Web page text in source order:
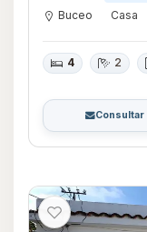
Buceo Casa
4 2
Consultar